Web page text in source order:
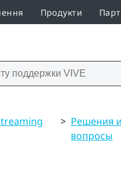
Продукти
> Решения
вопросы